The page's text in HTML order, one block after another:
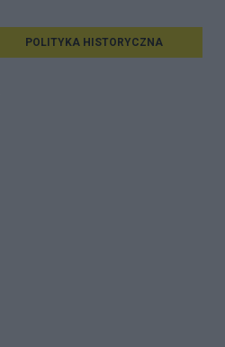
POLITYKA HISTORYCZNA